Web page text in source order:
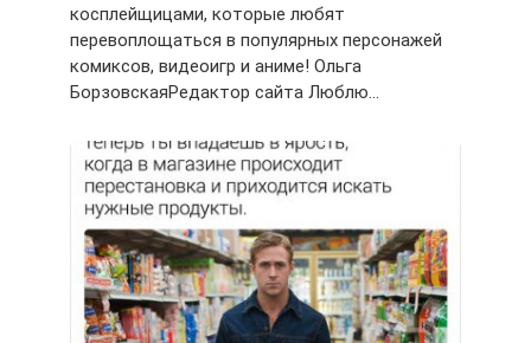
косплейщицами, которые любят
перевоплощаться в популярных персонажей
комиксов, видеоигр и аниме! Ольга
БорзовскаяРедактор сайта Люблю…